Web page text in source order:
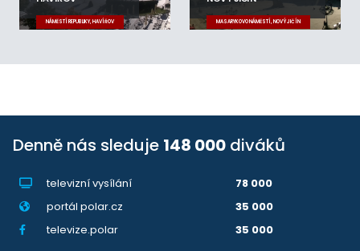
NÁMĚSTÍ REPUBLIKY, HAVÍŘOV MASARYKOVO NÁMĚSTÍ, NOVÝ JIČÍN
Denně nás sleduje 148 000 diváků
televizní vysílání
78 000
portál polar.cz
35 000
televize.polar
35 000